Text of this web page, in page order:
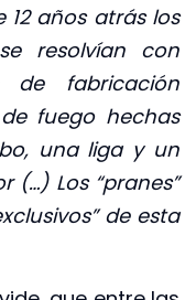
años atrás los
resolvían con
de fabricación
fuego hechas
una liga y un
(…) Los “pranes”
de esta